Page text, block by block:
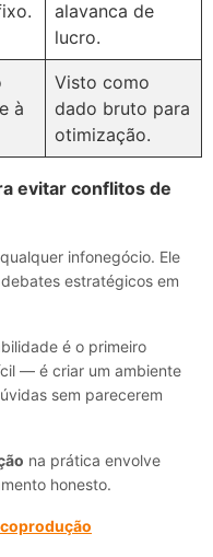
alavanca de
lucro.
à
Visto como
dado bruto para
otimização.
evitar conflitos de
infonegócio. Ele
estratégicos em
é o primeiro
— é criar um ambiente
sem parecerem
na prática envolve
honesto.